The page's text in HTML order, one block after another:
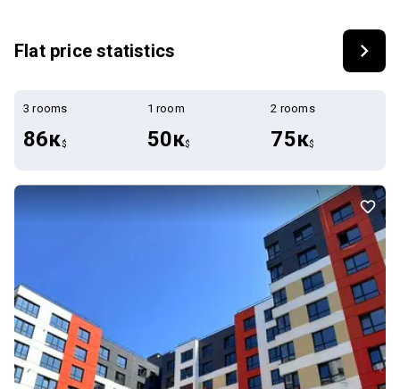
Flat price statistics
3 rooms
86к$
1 room
50к$
2 rooms
75к$